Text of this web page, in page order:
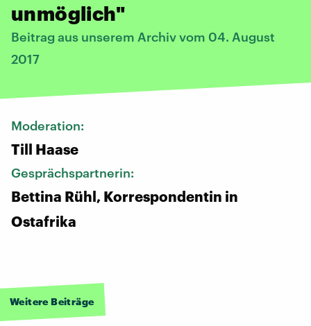
unmöglich"
Beitrag aus unserem Archiv vom 04. August
2017
Moderation:
Till Haase
Gesprächspartnerin:
Bettina Rühl, Korrespondentin in
Ostafrika
Weitere Beiträge